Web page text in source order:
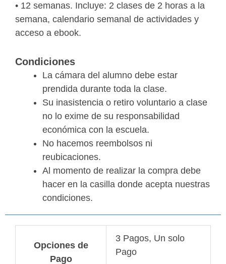
• 12 semanas. Incluye: 2 clases de 2 horas a la
semana, calendario semanal de actividades y
acceso a ebook.
Condiciones
La cámara del alumno debe estar
prendida durante toda la clase.
Su inasistencia o retiro voluntario a clase
no lo exime de su responsabilidad
económica con la escuela.
No hacemos reembolsos ni
reubicaciones.
Al momento de realizar la compra debe
hacer en la casilla donde acepta nuestras
condiciones.
Opciones de
Pago
3 Pagos, Un solo
Pago